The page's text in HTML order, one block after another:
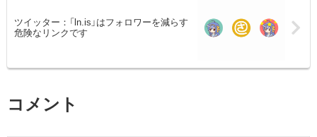
ツイッター：「ln.is」はフォロワーを減らす
危険なリンクです
コメント